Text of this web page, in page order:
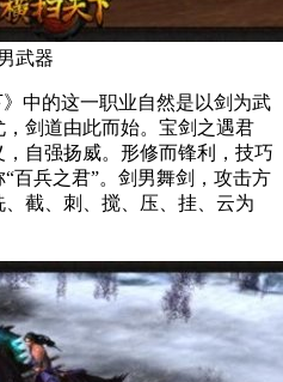
武器
中的这一职业自然是以剑为武
剑道由此而始。宝剑之遇君
自强扬威。形修而锋利，技巧
百兵之君”。剑男舞剑，攻击方
截、刺、搅、压、挂、云为